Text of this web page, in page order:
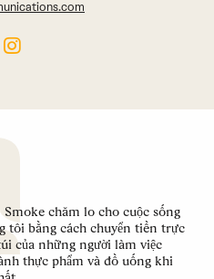
Smoke chăm lo cho cuộc sống
tôi bằng cách chuyển tiền trực
của những người làm việc
thực phẩm và đồ uống khi